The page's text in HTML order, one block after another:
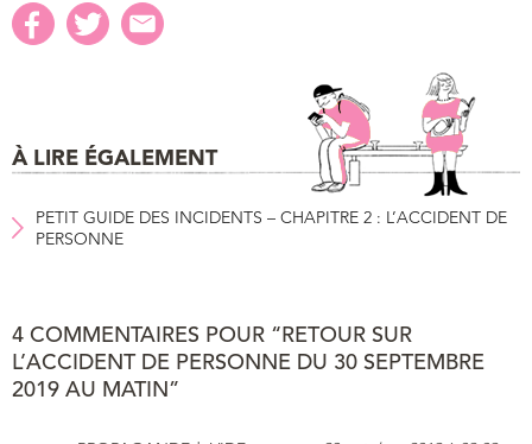
À LIRE ÉGALEMENT
PETIT GUIDE DES INCIDENTS – CHAPITRE 2 : L’ACCIDENT DE
PERSONNE
4 COMMENTAIRES POUR “RETOUR SUR
L’ACCIDENT DE PERSONNE DU 30 SEPTEMBRE
2019 AU MATIN”